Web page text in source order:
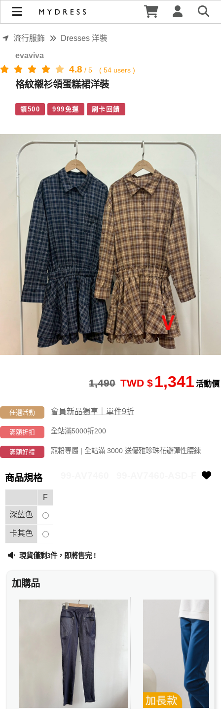
格紋襯衫領蛋糕裙洋裝 | MYDRESS 時裳韓風
流行服飾 Dresses 洋裝
evaviva
4.8 / 5 ( 54 users )
格紋襯衫領蛋糕裙洋裝
領500 999免運 刷卡回饋
活動價
1,341
TWD $
1,490
任選活動 會員新品獨享｜單件9折
滿額折扣 全站滿5000折200
滿額好禮 寵粉專屬 | 全站滿 3000 送優雅珍珠花瓣彈性腰鍊
商品規格
F
深藍色
卡其色
現貨僅剩3件，即將售完 !
加購品